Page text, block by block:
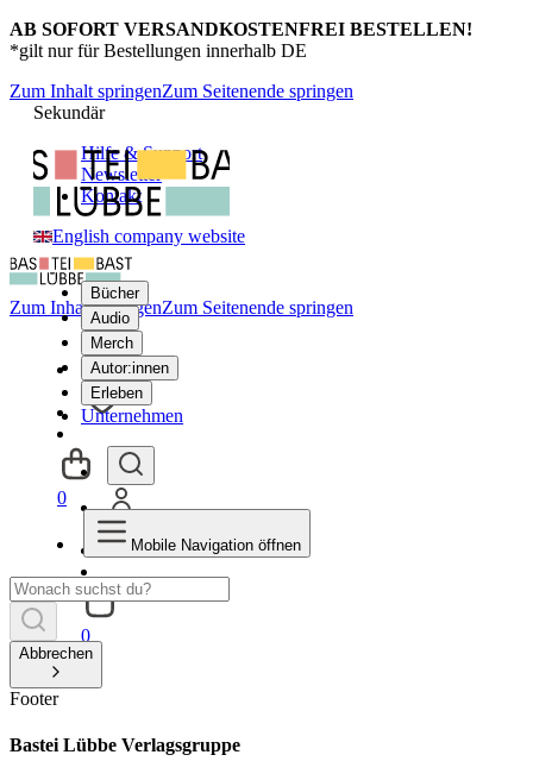
AB SOFORT VERSANDKOSTENFREI BESTELLEN!
*gilt nur für Bestellungen innerhalb DE
Zum Inhalt springenZum Seitenende springen
Sekundär
Hilfe & Support
Newsletter
Kontakt
English company website
Bücher
Audio
Merch
Autor:innen
Erleben
Unternehmen
0
Zum Inhalt springenZum Seitenende springen
0
Mobile Navigation öffnen
Abbrechen
Footer
Bastei Lübbe Verlagsgruppe